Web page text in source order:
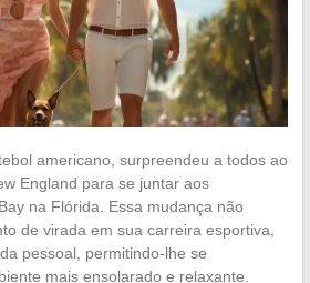
americano, surpreendeu a todos ao
England para se juntar aos
na Flórida. Essa mudança não
de virada em sua carreira esportiva,
pessoal, permitindo-lhe se
mais ensolarado e relaxante.